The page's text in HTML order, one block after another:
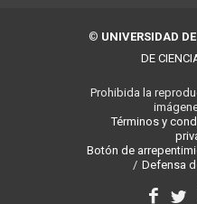
© UNIVERSIDAD
DE
Prohibida la
Términos y
Botón de
/ Defensa